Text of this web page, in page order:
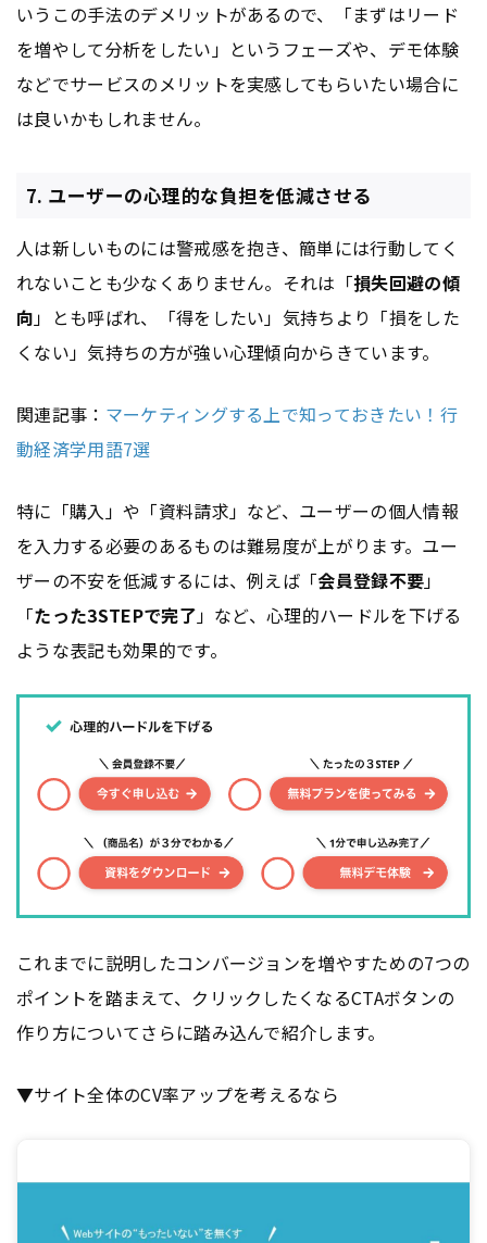
いうこの手法のデメリットがあるので、「まずはリード
を増やして分析をしたい」というフェーズや、デモ体験
などでサービスのメリットを実感してもらいたい場合に
は良いかもしれません。
7. ユーザーの心理的な負担を低減させる
人は新しいものには警戒感を抱き、簡単には行動してく
れないことも少なくありません。それは「損失回避の傾
向」とも呼ばれ、「得をしたい」気持ちより「損をした
くない」気持ちの方が強い心理傾向からきています。
関連記事： マーケティングする上で知っておきたい！行
動経済学用語7選
特に「購入」や「資料請求」など、ユーザーの個人情報
を入力する必要のあるものは難易度が上がります。ユー
ザーの不安を低減するには、例えば「会員登録不要」
「たった3STEPで完了」など、心理的ハードルを下げる
ような表記も効果的です。
これまでに説明したコンバージョンを増やすための7つの
ポイントを踏まえて、クリックしたくなるCTAボタンの
作り方についてさらに踏み込んで紹介します。
▼サイト全体のCV率アップを考えるなら